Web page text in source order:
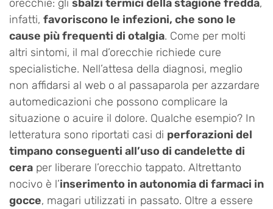
orecchie: gli sbalzi termici della stagione fredda,
infatti, favoriscono le infezioni, che sono le
cause più frequenti di otalgia. Come per molti
altri sintomi, il mal d’orecchie richiede cure
specialistiche. Nell’attesa della diagnosi, meglio
non affidarsi al web o al passaparola per azzardare
automedicazioni che possono complicare la
situazione o acuire il dolore. Qualche esempio? In
letteratura sono riportati casi di perforazioni del
timpano conseguenti all’uso di candelette di
cera per liberare l’orecchio tappato. Altrettanto
nocivo è l’inserimento in autonomia di farmaci in
gocce, magari utilizzati in passato. Oltre a essere